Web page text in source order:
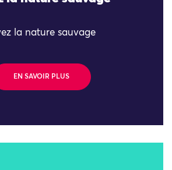
la nature sauvage
EN SAVOIR PLUS